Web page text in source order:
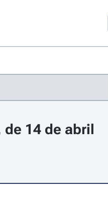
de 14 de abril